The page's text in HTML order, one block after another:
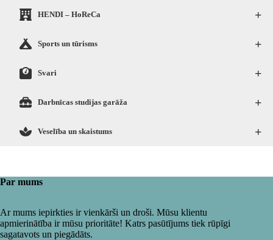
+
HENDI – HoReCa
+
Sports un tūrisms
+
Svari
+
Darbnīcas studijas garāža
+
Veselība un skaistums
Par mums
Ar mums iepirkties ir vienkārši un droši. Mūsu klientu
apmierinātība ir mūsu prioritāte! Katrs pasūtījums tiek rūpīgi
sagatavots un piegādāts.